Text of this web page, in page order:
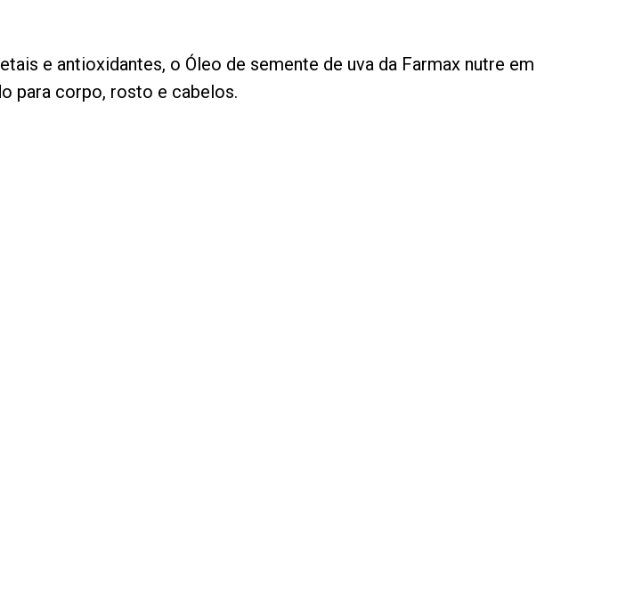
e antioxidantes, o Óleo de semente de uva da Farmax nutre em
para corpo, rosto e cabelos.